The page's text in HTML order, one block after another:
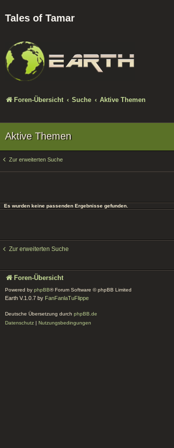
Tales of Tamar
Foren-Übersicht Suche Aktive Themen
Aktive Themen
Zur erweiterten Suche
Es wurden keine passenden Ergebnisse gefunden.
Zur erweiterten Suche
Foren-Übersicht
Powered by phpBB® Forum Software © phpBB Limited
Earth V.1.0.7 by FanFanlaTuFlippe
Deutsche Übersetzung durch phpBB.de
Datenschutz | Nutzungsbedingungen